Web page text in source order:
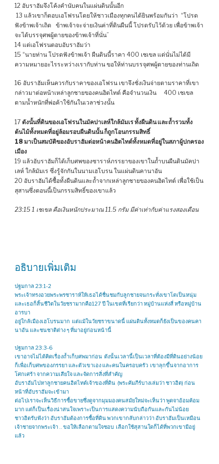
12 อับราฮัมจึงโค้งคำนับคนในแผ่นดินนั้นอีก
13 แล้วเขาก็ตอบเอโฟรนโดยให้ชาวเมืองทุกคนได้ยินพร้อมกันว่า “โปรด
ฟังข้าพเจ้าเถิด ข้าพเจ้าจะจ่ายเงินค่าที่ดินผืนนี้ โปรดรับไว้ด้วย เพื่อข้าพเจ้า
จะได้บรรจุศพผู้ตายของข้าพเจ้าที่นั่น”
14 แต่เอโฟรนตอบอับราฮัมว่า
15 “นายท่าน โปรดฟังข้าพเจ้า ผืนดินนี้ราคา 400 เชเขล แต่นั่นไม่ได้มี
ความหมายอะไรระหว่างเรากับท่าน ขอให้ท่านบรรจุศพผู้ตายของท่านเถิด
16 อับราฮัมเห็นควรกับราคาของเอโฟรน เขาจึงชั่งเงินจ่ายตามราคาที่เขา
กล่าวมาต่อหน้าเหล่าลูกชายของคนฮิตไทต์ คือจำนวนเงิน 400 เชเขล
ตามน้ำหนักที่พ่อค้าใช้กันในเวลาช่วงนั้น
17 ดังนั้นที่ดินของเอโฟรนในมัคปาเลห์ใกล้มัมเร ทั้งผืนดิน และถ้ำรวมทั้ง
ต้นไม้ทั้งหมดที่อยู่ล้อมรอบผืนดินนั้น ก็ถูกโอนกรรมสิทธิ์
18 มาเป็นสมบัติของอับราฮัมต่อหน้าคนฮิตไทต์ทั้งหมดที่อยู่ในสภาผู้ปกครอง
เมือง
19 แล้วอับราฮัมก็ได้เก็บศพของซาราห์ภรรยาของเขาในถ้ำบนผืนดินมัคปา
เลห์ ใกล้มัมเร ซึ่งรู้จักกันในนามเฮโบรน ในแผ่นดินคานาอัน
20 อับราฮัมได้ซื้อทั้งผืนดินและถ้ำจากเหล่าลูกชายของคนฮิตไทต์ เพื่อใช้เป็น
สุสานซึ่งตอนนี้เป็นกรรมสิทธิ์ของเขาแล้ว
23:15 1 เชเขล คือเงินหนักประมาณ 11.5 กรัม มีค่าเท่ากับค่าแรงสองเดือน
อธิบายเพิ่มเติม
ปฐมกาล 23:1-2
พระเจ้าทรงอวยพระพรซาราห์ให้เธอได้ชื่นชมกับลูกชายจนกระทั่งเขาโตเป็นหนุ่ม
และเธอก็สิ้นชีวิตในวัยชรามากคือ127 ปี ในเขตที่เรียกว่า หมู่บ้านแห่งสี่ หรือหมู่บ้าน
อารบา
อยู่ใกล้เมืองเฮโบรนมาก แต่แม้ในวัยชราขนาดนี้ แผ่นดินทั้งหมดก็ยังเป็นของคนคา
นาอัน และชนชาติต่าง ๆ ที่มาอยู่ก่อนหน้านี้
ปฐมกาล 23:3-6
เขาอาจไม่ได้คิดเรื่องถ้ำเก็บศพมาก่อน ดังนั้นเวลานี้เป็นเวลาที่ต้องมีที่ดินอย่างน้อย
ก็เพื่อเก็บศพของภรรยา และตัวเขาเอง และคนในครอบครัว เขาลุกขึ้นจากอาการ
โศกเศร้า จากความเสียใจ และจัดการสิ่งที่สำคัญ
อับราฮัมไปหาลูกชายคนฮิตไทต์เจ้าของที่ดิน (พระคัมภีร์บางเล่มว่า ชาวฮิต) ก่อน
หน้าที่อับราฮัมจะเข้ามา
ต่อไปเราจะเห็นวิธีการซื้อขายซึ่งดูจากมุมมองคนสมัยใหม่จะเห็นว่า พูดจาอ้อมค้อม
มาก แต่ก็เป็นเรื่องน่าสนใจเพราะเป็นการแสดงความนับถือกันและกันไม่น้อย
ชาวฮิตรับฟังว่า อับราฮัมต้องการซื้อที่ดิน พวกเขากลับกล่าวว่า อับราฮัมเป็นเหมือน
เจ้าชายจากพระเจ้า .. ขอให้เลือกตามใจชอบ เลือกใช้สุสานใดก็ได้ที่พวกเขามีอยู่
แล้ว